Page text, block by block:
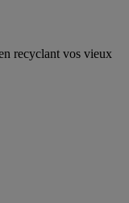
recyclant vos vieux